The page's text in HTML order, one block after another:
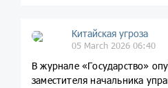
Китайская угроза
05 March 2026 06:40
В журнале «Государство»
заместителя начальника